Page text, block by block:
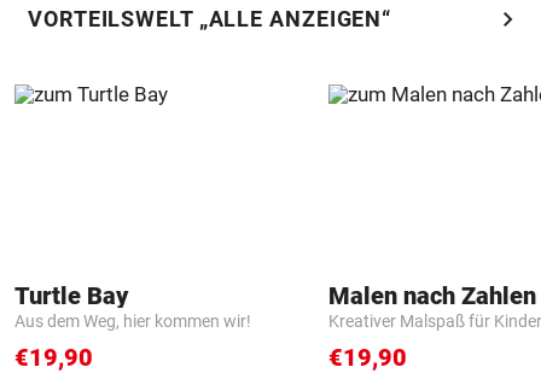
VORTEILSWELT „ALLE ANZEIGEN“ chevron_right
Turtle Bay
Aus dem Weg, hier kommen wir!
€19,90
Kreativer Malspaß für Kinder
€19,90